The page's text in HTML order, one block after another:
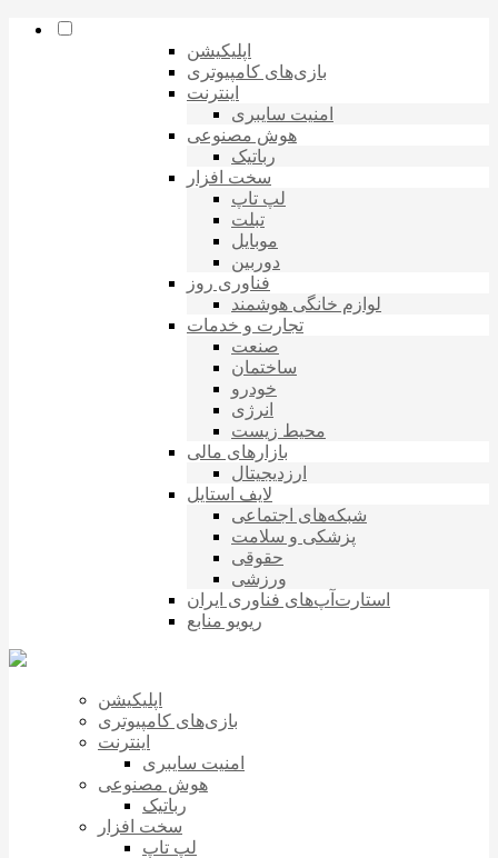
اپلیکیشن
بازی‌های کامپیوتری
اینترنت
امنیت سایبری
هوش مصنوعی
رباتیک
سخت افزار
لپ تاپ
تبلت
موبایل
دوربین
فناوری روز
لوازم خانگی هوشمند
تجارت و خدمات
صنعت
ساختمان
خودرو
انرژی
محیط زیست
بازارهای مالی
ارزدیجیتال
لایف استایل
شبکه‌های اجتماعی
پزشکی و سلامت
حقوقی
ورزشی
استارت‌آپ‌های فناوری ایران
ریویو منابع
اپلیکیشن
بازی‌های کامپیوتری
اینترنت
امنیت سایبری
هوش مصنوعی
رباتیک
سخت افزار
لپ تاپ